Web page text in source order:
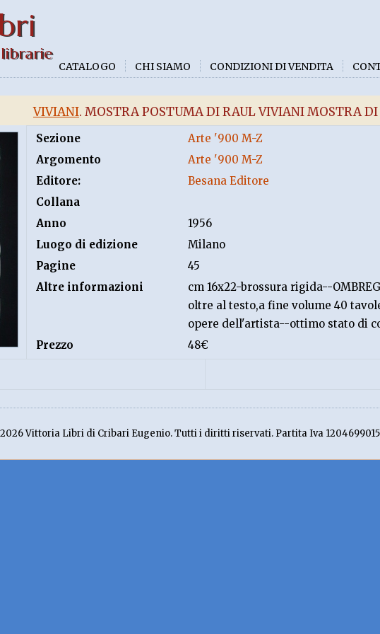
CATALOGO CHI SIAMO CONDIZIONI DI VENDITA
VIVIANI. MOSTRA POSTUMA DI RAUL VIVIANI MOSTRA
Sezione
Arte '900 M-Z
Argomento
Arte '900 M-Z
Editore:
Besana Editore
Collana
Anno
1956
Luogo di edizione
Milano
Pagine
45
Altre informazioni
cm 16x22-brossura rigida--
oltre al testo,a fine volume 40
opere dell'artista--ottimo stato di
Prezzo
48€
Vittoria Libri di Cribari Eugenio. Tutti i diritti riservati. Partita Iva